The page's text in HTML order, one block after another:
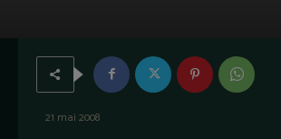
21 mai 2008